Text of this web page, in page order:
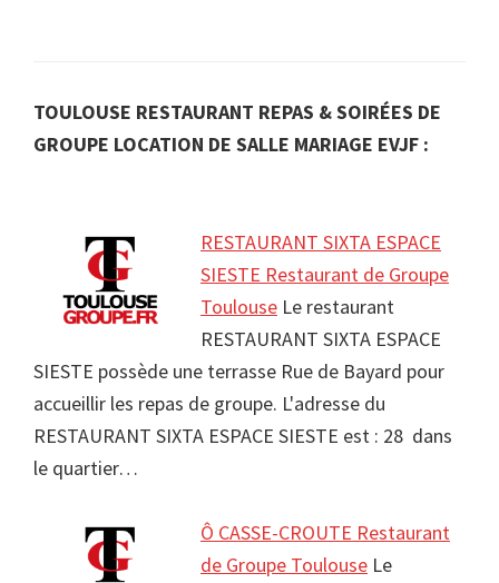
TOULOUSE RESTAURANT REPAS & SOIRÉES DE
GROUPE LOCATION DE SALLE MARIAGE EVJF :
RESTAURANT SIXTA ESPACE
SIESTE Restaurant de Groupe
Toulouse Le restaurant
RESTAURANT SIXTA ESPACE
SIESTE possède une terrasse Rue de Bayard pour
accueillir les repas de groupe. L'adresse du
RESTAURANT SIXTA ESPACE SIESTE est : 28 dans
le quartier…
Ô CASSE-CROUTE Restaurant
de Groupe Toulouse Le